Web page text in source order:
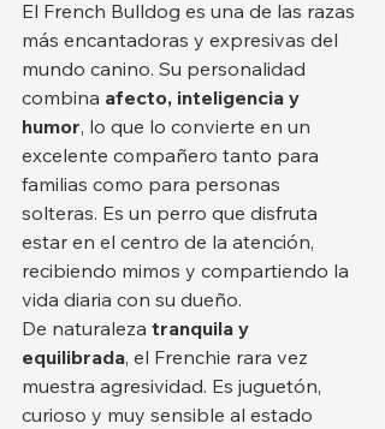
El French Bulldog es una de las razas
más encantadoras y expresivas del
mundo canino. Su personalidad
combina afecto, inteligencia y
humor, lo que lo convierte en un
excelente compañero tanto para
familias como para personas
solteras. Es un perro que disfruta
estar en el centro de la atención,
recibiendo mimos y compartiendo la
vida diaria con su dueño.
De naturaleza tranquila y
equilibrada, el Frenchie rara vez
muestra agresividad. Es juguetón,
curioso y muy sensible al estado